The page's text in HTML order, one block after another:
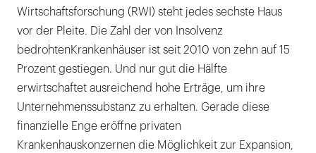
Wirtschaftsforschung (RWI) steht jedes sechste Haus
vor der Pleite. Die Zahl der von Insolvenz
bedrohtenKrankenhäuser ist seit 2010 von zehn auf 15
Prozent gestiegen. Und nur gut die Hälfte
erwirtschaftet ausreichend hohe Erträge, um ihre
Unternehmenssubstanz zu erhalten. Gerade diese
finanzielle Enge eröffne privaten
Krankenhauskonzernen die Möglichkeit zur Expansion,